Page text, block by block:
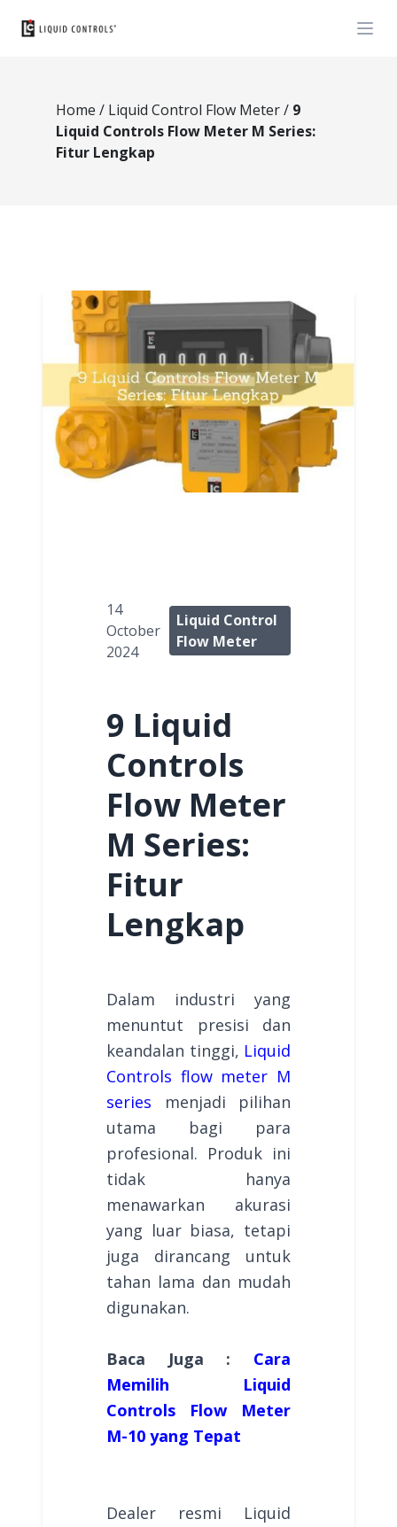
Home / Liquid Control Flow Meter/ 9
Liquid Controls Flow Meter M Series:
Fitur Lengkap
14
October
2024
Liquid Control
Flow Meter
9 Liquid
Controls
Flow Meter
M Series:
Fitur
Lengkap
Dalam industri yang
menuntut presisi dan
keandalan tinggi, Liquid
Controls flow meter M
series menjadi pilihan
utama bagi para
profesional. Produk ini
tidak hanya
menawarkan akurasi
yang luar biasa, tetapi
juga dirancang untuk
tahan lama dan mudah
digunakan.
Baca Juga : Cara
Memilih Liquid
Controls Flow Meter
M-10 yang Tepat
Dealer resmi Liquid